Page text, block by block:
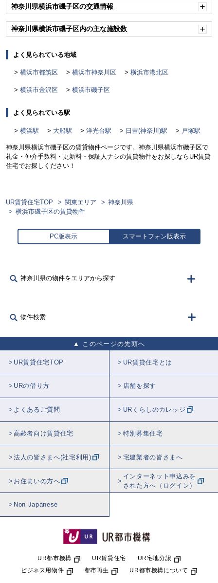
神奈川県横浜市磯子区の交通情報
神奈川県横浜市磯子区内の主な施設数
よく見られている地域
横浜市都筑区 横浜市神奈川区 横浜市港北区
横浜市金沢区 横浜市磯子区
よく見られている駅
横浜駅 大船駅 洋光台駅 日吉(神奈川)駅 戸塚駅
神奈川県横浜市磯子区の賃貸物件ページです。神奈川県横浜市磯子区で
礼金・仲介手数料・更新料・保証人ナシの賃貸物件をお探しならUR賃貸
住宅でお探しください！
UR賃貸住宅TOP 関東エリア
神奈川県
横浜市磯子区の賃貸物件
PC版表示 スマートフォン版表示
神奈川県の物件をエリアから探す
物件検索
このページの先頭へ
UR賃貸住宅TOP UR賃貸住宅とは
URの借り方 店舗を探す
よくあるご質問 URくらしのカレッジ
高齢者向け賃貸住宅 特別募集住宅
法人の皆さまへ(社宅利用) 宅建業者の皆さまへ
お住まいの方へ
インターネット申込みを
された方へ（ログイン）
Non Japanese
UR都市機構 UR賃貸住宅
UR宅地分譲
ビジネス用物件
都市再生 UR都市機構について